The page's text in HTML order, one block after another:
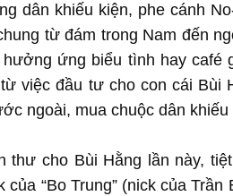
dân khiếu kiện, phe cánh
từ đám trong Nam đến
ứng biểu tình hay
việc đầu tư cho con cái Bùi
ngoài, mua chuộc dân
thư cho Bùi Hằng lần này,
của “Bo Trung” (nick của